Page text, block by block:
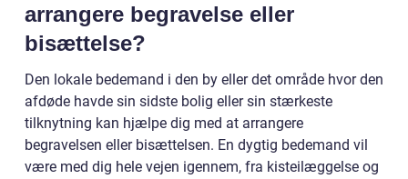
arrangere begravelse eller
bisættelse?
Den lokale bedemand i den by eller det område hvor den
afdøde havde sin sidste bolig eller sin stærkeste
tilknytning kan hjælpe dig med at arrangere
begravelsen eller bisættelsen. En dygtig bedemand vil
være med dig hele vejen igennem, fra kisteilæggelse og